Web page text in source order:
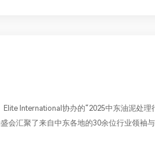
International协办的“2025中东油泥处理
会汇聚了来自中东各地的30余位行业领袖